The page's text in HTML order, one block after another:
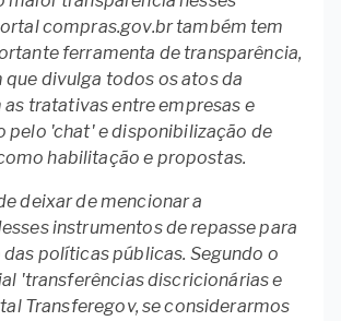
compras.gov.br também tem
ferramenta de transparência,
que divulga todos os atos da
tratativas entre empresas e
pelo 'chat' e disponibilização de
habilitação e propostas.
deixar de mencionar a
instrumentos de repasse para
políticas públicas. Segundo o
'transferências discricionárias e
Transferegov, se considerarmos